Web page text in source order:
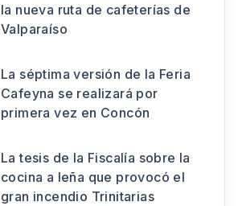
la nueva ruta de cafeterías de
Valparaíso
La séptima versión de la Feria
Cafeyna se realizará por
primera vez en Concón
La tesis de la Fiscalía sobre la
cocina a leña que provocó el
gran incendio Trinitarias